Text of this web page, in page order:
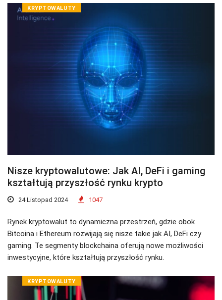
KRYPTOWALUTY
Nisze kryptowalutowe: Jak AI, DeFi i gaming
kształtują przyszłość rynku krypto
24 Listopad 2024 1047
Rynek kryptowalut to dynamiczna przestrzeń, gdzie obok
Bitcoina i Ethereum rozwijają się nisze takie jak AI, DeFi czy
gaming. Te segmenty blockchaina oferują nowe możliwości
inwestycyjne, które kształtują przyszłość rynku.
KRYPTOWALUTY